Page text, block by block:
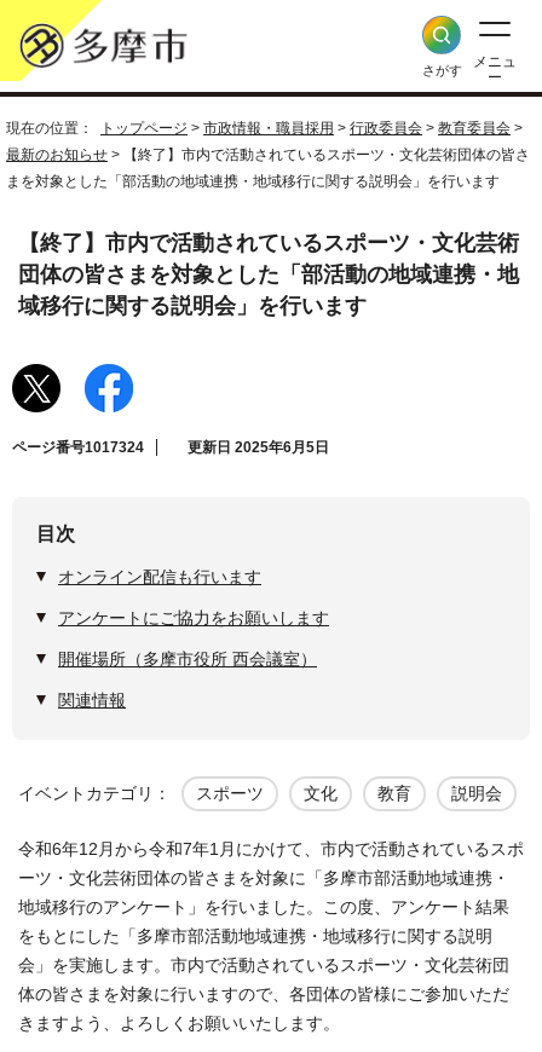
さがす
メニュ
ー
現在の位置： トップページ > 市政情報・職員採用 > 行政委員会 > 教育委員会 >
最新のお知らせ > 【終了】市内で活動されているスポーツ・文化芸術団体の皆さ
まを対象とした「部活動の地域連携・地域移行に関する説明会」を行います
【終了】市内で活動されているスポーツ・文化芸術
団体の皆さまを対象とした「部活動の地域連携・地
域移行に関する説明会」を行います
ページ番号1017324 更新日 2025年6月5日
目次
オンライン配信も行います
アンケートにご協力をお願いします
開催場所（多摩市役所 西会議室）
関連情報
イベントカテゴリ： スポーツ 文化 教育 説明会
令和6年12月から令和7年1月にかけて、市内で活動されているスポ
ーツ・文化芸術団体の皆さまを対象に「多摩市部活動地域連携・
地域移行のアンケート」を行いました。この度、アンケート結果
をもとにした「多摩市部活動地域連携・地域移行に関する説明
会」を実施します。市内で活動されているスポーツ・文化芸術団
体の皆さまを対象に行いますので、各団体の皆様にご参加いただ
きますよう、よろしくお願いいたします。